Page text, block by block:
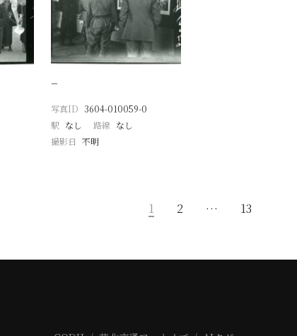
−
写真ID 3604-010059-0
駅 なし 路線 なし
撮影日 不明
1 2 … 13